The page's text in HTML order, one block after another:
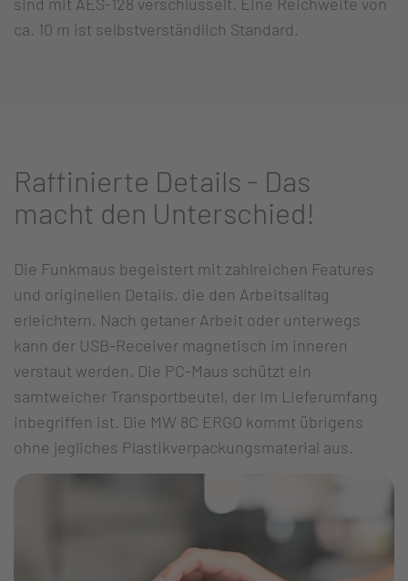
ca. 10 m ist selbstverständlich Standard.
Raffinierte Details - Das
macht den Unterschied!
Die Funkmaus begeistert mit zahlreichen Features
und originellen Details, die den Arbeitsalltag
erleichtern. Nach getaner Arbeit oder unterwegs
kann der USB-Receiver magnetisch im inneren
verstaut werden. Die PC-Maus schützt ein
samtweicher Transportbeutel, der im Lieferumfang
inbegriffen ist. Die MW 8C ERGO kommt übrigens
ohne jegliches Plastikverpackungsmaterial aus.